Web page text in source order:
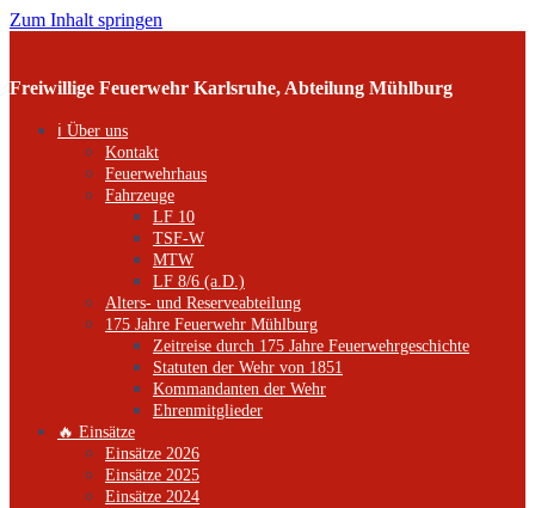
Zum Inhalt springen
Freiwillige Feuerwehr Karlsruhe, Abteilung Mühlburg
ℹ️ Über uns
Kontakt
Feuerwehrhaus
Fahrzeuge
LF 10
TSF-W
MTW
LF 8/6 (a.D.)
Alters- und Reserveabteilung
175 Jahre Feuerwehr Mühlburg
Zeitreise durch 175 Jahre Feuerwehrgeschichte
Statuten der Wehr von 1851
Kommandanten der Wehr
Ehrenmitglieder
🔥 Einsätze
Einsätze 2026
Einsätze 2025
Einsätze 2024